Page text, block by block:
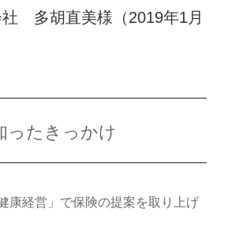
多胡直美様（2019年1月
ったきっかけ
康経営」で保険の提案を取り上げ